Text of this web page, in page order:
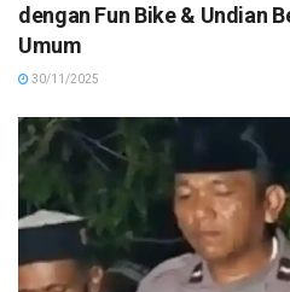
dengan Fun Bike & Undian
Umum
30/11/2025